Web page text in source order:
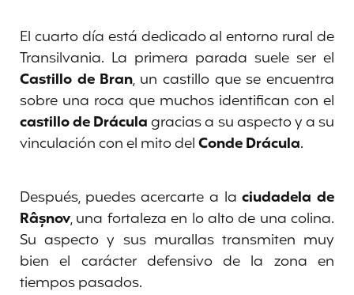
El cuarto día está dedicado al entorno rural de
Transilvania. La primera parada suele ser el
Castillo de Bran, un castillo que se encuentra
sobre una roca que muchos identifican con el
castillo de Dráculagracias a su aspecto y a su
vinculación con el mito delConde Drácula.
Después, puedes acercarte a laciudadela de
Râșnov, una fortaleza en lo alto de una colina.
Su aspecto y sus murallas transmiten muy
bien el carácter defensivo de la zona en
tiempos pasados.